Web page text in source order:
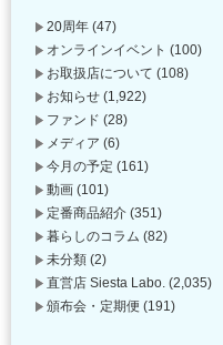
20周年 (47)
オンラインイベント (100)
お取扱店について (108)
お知らせ (1,922)
ファンド (28)
メディア (6)
今月の予定 (161)
動画 (101)
定番商品紹介 (351)
暮らしのコラム (82)
未分類 (2)
直営店 Siesta Labo. (2,035)
頒布会・定期便 (191)